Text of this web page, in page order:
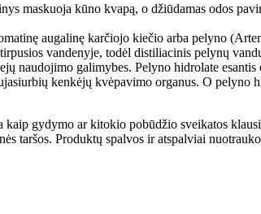
maskuoja kūno kvapą, o džiūdamas odos
augalinę karčiojo kiečio arba pelyno
vandenyje, todėl distiliacinis pelynų
naudojimo galimybes. Pelyno hidrolate
kenkėjų kvėpavimo organus. O
gydymo ar kitokio pobūdžio sveikatos
taršos. Produktų spalvos ir atspalviai